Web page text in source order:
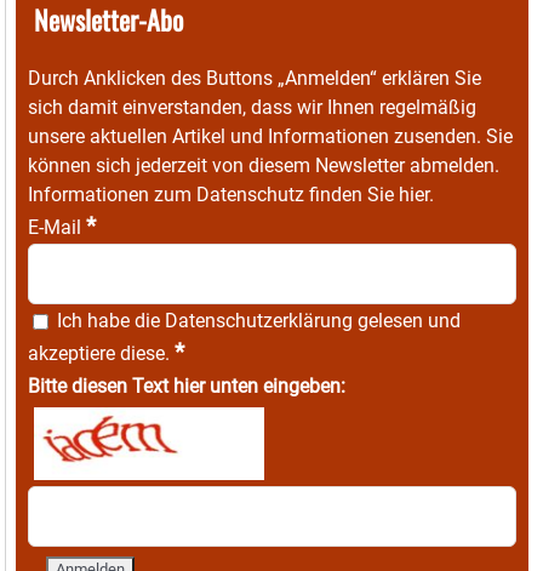
Newsletter-Abo
Durch Anklicken des Buttons „Anmelden“ erklären Sie
sich damit einverstanden, dass wir Ihnen regelmäßig
unsere aktuellen Artikel und Informationen zusenden. Sie
können sich jederzeit von diesem Newsletter abmelden.
Informationen zum Datenschutz finden Sie hier.
E-Mail *
Ich habe die Datenschutzerklärung gelesen und
akzeptiere diese. *
Bitte diesen Text hier unten eingeben: